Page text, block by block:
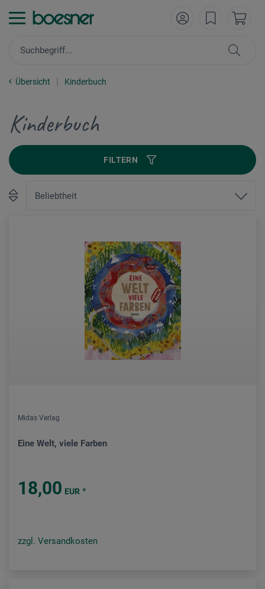
Übersicht Kinderbuch
Kinderbuch
FILTERN
Midas Verlag
Eine Welt, viele Farben
18,00 EUR *
zzgl. Versandkosten